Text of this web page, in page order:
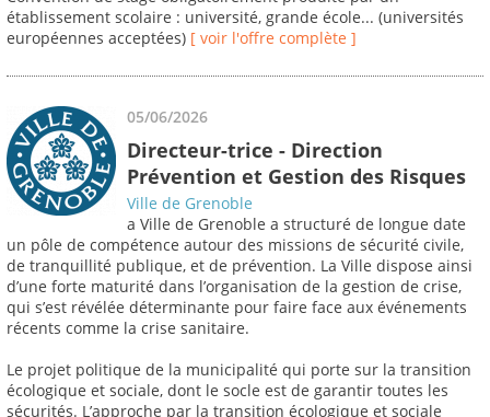
établissement scolaire : université, grande école... (universités
européennes acceptées) [ voir l'offre complète ]
05/06/2026
Directeur-trice - Direction
Prévention et Gestion des Risques
Ville de Grenoble
a Ville de Grenoble a structuré de longue date
un pôle de compétence autour des missions de sécurité civile,
de tranquillité publique, et de prévention. La Ville dispose ainsi
d’une forte maturité dans l’organisation de la gestion de crise,
qui s’est révélée déterminante pour faire face aux événements
récents comme la crise sanitaire.
Le projet politique de la municipalité qui porte sur la transition
écologique et sociale, dont le socle est de garantir toutes les
sécurités. L’approche par la transition écologique et sociale